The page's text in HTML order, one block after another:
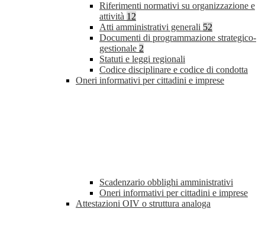
Riferimenti normativi su organizzazione e
attività 12
Atti amministrativi generali 52
Documenti di programmazione strategico-
gestionale 2
Statuti e leggi regionali
Codice disciplinare e codice di condotta
Oneri informativi per cittadini e imprese
Scadenzario obblighi amministrativi
Oneri informativi per cittadini e imprese
Attestazioni OIV o struttura analoga